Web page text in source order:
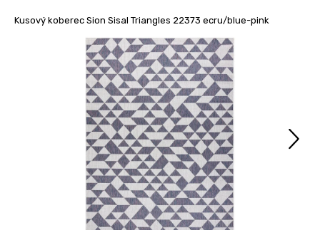
Kusový koberec Sion Sisal Triangles 22373 ecru/blue-pink